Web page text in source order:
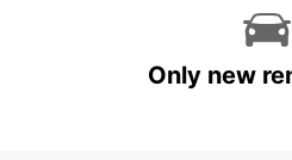
Only new